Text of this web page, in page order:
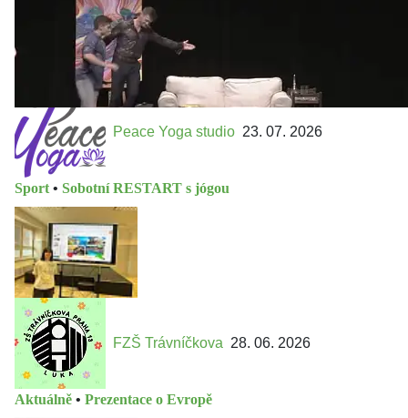
Peace Yoga studio 23. 07. 2026
Sport • Sobotní RESTART s jógou
FZŠ Trávníčkova 28. 06. 2026
Aktuálně • Prezentace o Evropě